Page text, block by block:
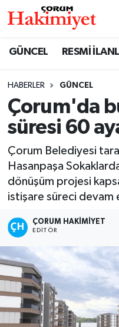
GÜNCEL RESMİ
HABERLER GÜNCEL
Çorum'da
süresi 60
Çorum Belediyesi
Hasanpaşa
dönüşüm projesi
istişare süreci devam
ÇORUM HAKIMIYET
EDITÖR
SAĞLIK
ASAYİŞ
EKONOMİ
GÜNCEL
AKTÜEL
EĞİTİM
İLÇELER
OTOPARK
Nöbetçi Eczaneler
Çorum Namaz
Trafik Durumu
Süper Lig Puan
Tüm Manşetler
Son Dakika
Haber Arşivi